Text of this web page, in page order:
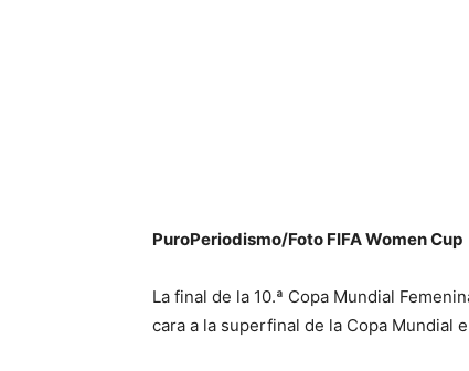
PuroPeriodismo/Foto FIFA Women Cup
La final de la 10.ª Copa Mundial
cara a la superfinal de la Copa Mundial